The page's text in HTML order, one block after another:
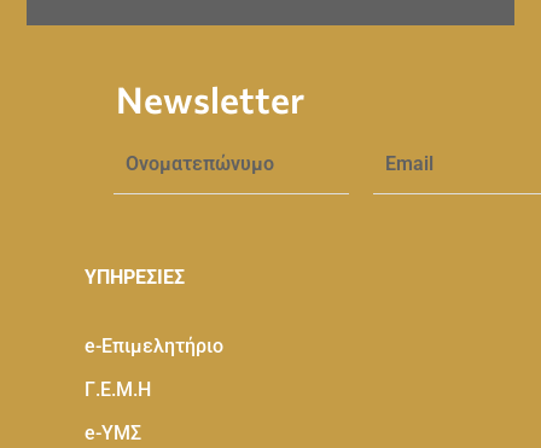
Newsletter
ΥΠΗΡΕΣΙΕΣ
e-Eπιμελητήριο
Γ.Ε.Μ.Η
e-ΥΜΣ